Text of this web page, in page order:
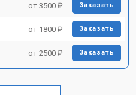
от 3500 ₽ Заказать
от 1800 ₽ Заказать
от 2500 ₽ Заказать